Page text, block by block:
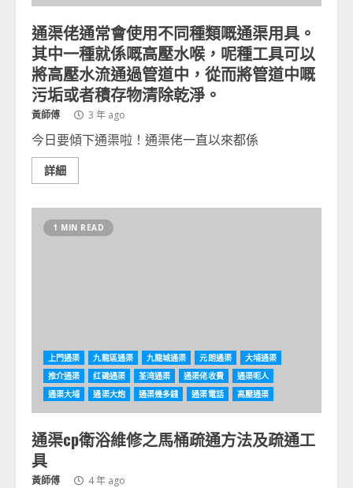
通渠佬通常會使用不同種類嘅通渠用具。
其中一種就係嘅高壓水喉，呢種工具可以
將高壓水流通過管道中，從而將管道中嘅
污垢或者積存物清除乾淨。
黃師傅 3 年 ago
今日要傾下通渠啦！通渠佬一直以來都係
詳細
1 MIN READ
上門通渠 九龍區通渠 九龍城通渠 元朗通渠
大埔通渠
推介通渠
红磡通渠 荃湾通渠 通渠佬收費
通渠呃人
通渠大埔
通渠大炮 通渠幾多錢 通渠電話 高壓通渠
通渠cp衛浴維修之馬桶疏通方法及疏通工
具
黃師傅 4 年 ago